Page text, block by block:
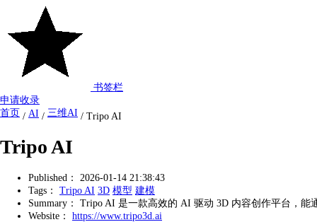
书签栏
申请收录
首页 / AI / 三维AI / Tripo AI
Tripo AI
Published：
2026-01-14 21:38:43
Tags：
Tripo AI 3D 模型 建模
Summary：
Tripo AI 是一款高效的 AI 驱动 3D 内容创作平台，能
Website：
https://www.tripo3d.ai